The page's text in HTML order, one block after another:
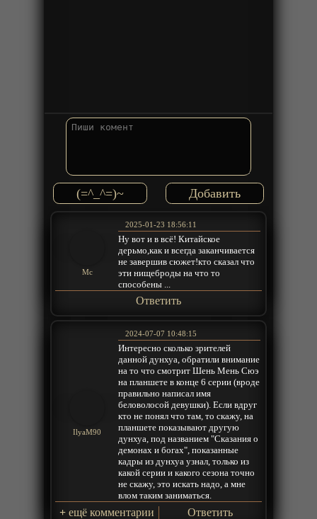
(=^_^=)~
Мс
2025-01-23 18:56:11
Ну вот и в всё! Китайское
дерьмо,как и всегда заканчивается
не завершив сюжет!кто сказал что
эти нищеброды на что то
способены ...
Ответить
IlyaM90
2024-07-07 10:48:15
Интересно сколько зрителей
данной дунхуа, обратили внимание
на то что смотрит Шень Мень Сюэ
на планшете в конце 6 серии (вроде
правильно написал имя
беловолосой девушки). Если вдруг
кто не понял что там, то скажу, на
планшете показывают другую
дунхуа, под названием "Сказания о
демонах и богах", показанные
кадры из дунхуа узнал, только из
какой серии и какого сезона точно
не скажу, это искать надо, а мне
влом таким заниматься.
+ ещё комментарии Ответить